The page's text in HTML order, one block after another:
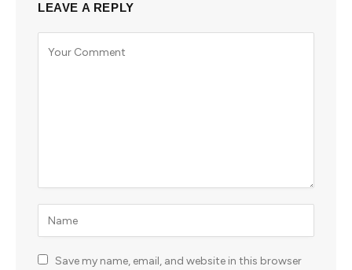
LEAVE A REPLY
Save my name, email, and website in this browser